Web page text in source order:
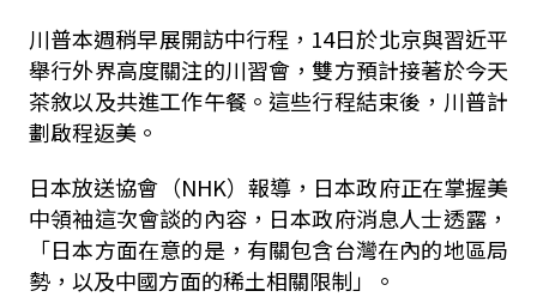
川普本週稍早展開訪中行程，14日於北京與習近平
舉行外界高度關注的川習會，雙方預計接著於今天
茶敘以及共進工作午餐。這些行程結束後，川普計
劃啟程返美。
日本放送協會（NHK）報導，日本政府正在掌握美
中領袖這次會談的內容，日本政府消息人士透露，
「日本方面在意的是，有關包含台灣在內的地區局
勢，以及中國方面的稀土相關限制」。